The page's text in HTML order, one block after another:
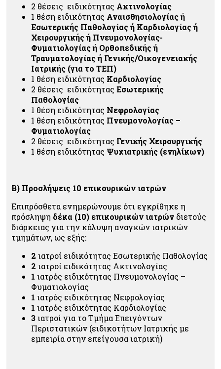
2 θέσεις ειδικότητας Ακτινολογίας
1 θέση ειδικότητας Αναισθησιολογίαςή
Εσωτερικής Παθολογίας ή Καρδιολογίας ή
Χειρουργικής ή Πνευμονολογίας-
Φυματιολογίας ή Ορθοπεδικής ή
Τραυματολογίας ή Γενικής/Οικογενειακής
Ιατρικής (για το ΤΕΠ)
1 θέση ειδικότητας Καρδιολογίας
2 θέσεις ειδικότητας Εσωτερικής
Παθολογίας
1 θέση ειδικότητας Νεφρολογίας
1 θέση ειδικότητας Πνευμονολογίας –
Φυματιολογίας
2 θέσεις ειδικότητας Γενικής Χειρουργικής
1 θέση ειδικότητας Ψυχιατρικής (ενηλίκων)
Β) Προσλήψεις 10 επικουρικών ιατρών
Επιπρόσθετα ενημερώνουμε ότι εγκρίθηκε η
πρόσληψη δέκα (10) επικουρικών ιατρών διετούς
διάρκειας για την κάλυψη αναγκών ιατρικών
τμημάτων, ως εξής:
2 ιατροί ειδικότητας Εσωτερικής Παθολογίας
2 ιατροί ειδικότητας Ακτινολογίας
1 ιατρός ειδικότητας Πνευμονολογίας –
Φυματιολογίας
1 ιατρός ειδικότητας Νεφρολογίας
1 ιατρός ειδικότητας Καρδιολογίας
3ιατροί για το Τμήμα Επειγόντων
Περιστατικών (ειδικοτήτων Ιατρικής με
εμπειρία στην επείγουσα ιατρική)